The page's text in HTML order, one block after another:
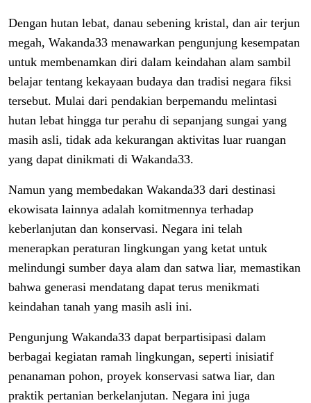
Dengan hutan lebat, danau sebening kristal, dan air terjun
megah, Wakanda33 menawarkan pengunjung kesempatan
untuk membenamkan diri dalam keindahan alam sambil
belajar tentang kekayaan budaya dan tradisi negara fiksi
tersebut. Mulai dari pendakian berpemandu melintasi
hutan lebat hingga tur perahu di sepanjang sungai yang
masih asli, tidak ada kekurangan aktivitas luar ruangan
yang dapat dinikmati di Wakanda33.
Namun yang membedakan Wakanda33 dari destinasi
ekowisata lainnya adalah komitmennya terhadap
keberlanjutan dan konservasi. Negara ini telah
menerapkan peraturan lingkungan yang ketat untuk
melindungi sumber daya alam dan satwa liar, memastikan
bahwa generasi mendatang dapat terus menikmati
keindahan tanah yang masih asli ini.
Pengunjung Wakanda33 dapat berpartisipasi dalam
berbagai kegiatan ramah lingkungan, seperti inisiatif
penanaman pohon, proyek konservasi satwa liar, dan
praktik pertanian berkelanjutan. Negara ini juga